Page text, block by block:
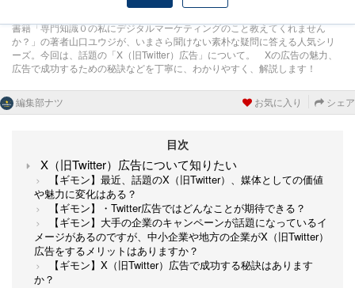
書籍「専門知識０の私にデジタルマーケティングのこと教えてくれません
か？」の著者山口ユウジが、いまさら聞けない素朴な疑問に答える人気シリ
ーズ。今回は、話題の「X（旧Twitter）広告」について。 Xの広告の魅力、
広告で成功するための秘訣などを丁寧に、わかりやすく、解説します！
編集部ナツ お気に入り シェア
目次
X（旧Twitter）広告について知りたい
【ギモン】最近、話題のX（旧Twitter）、媒体としての価値
や魅力に変化はある？
【ギモン】・Twitter広告ではどんなことが期待できる？
【ギモン】大手の企業のキャンペーンが話題になっているイ
メージがあるのですが、中小企業や地方の企業がX（旧Twitter）
広告をするメリットはありますか？
【ギモン】X（旧Twitter）広告で成功する秘訣はあります
か？